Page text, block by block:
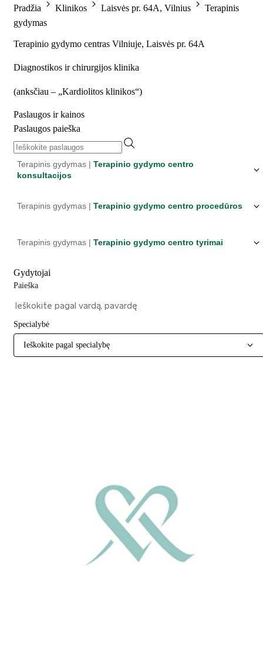
Pradžia Klinikos Laisvės pr. 64A, Vilnius
Terapinis
gydymas
Terapinio gydymo centras Vilniuje, Laisvės pr. 64A
Diagnostikos ir chirurgijos klinika
(anksčiau – „Kardiolitos klinikos“)
Paslaugos ir kainos
Paslaugos paieška
Terapinis gydymas | Terapinio gydymo centro
konsultacijos
Terapinis gydymas | Terapinio gydymo centro procedūros
Terapinis gydymas | Terapinio gydymo centro tyrimai
Gydytojai
Paieška
Specialybė
Ieškokite pagal specialybę